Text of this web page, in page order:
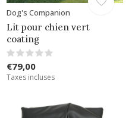
Dog's Companion
Lit pour chien vert
coating
€79,00
Taxes incluses